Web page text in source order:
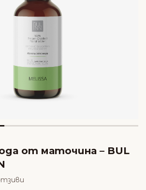
от маточина – BUL